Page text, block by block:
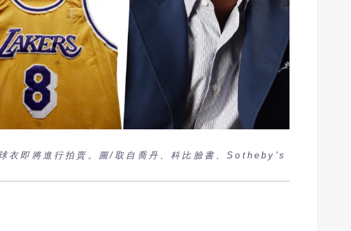
衣即將進行拍賣。圖/取自喬丹、科比臉書、Sotheby's